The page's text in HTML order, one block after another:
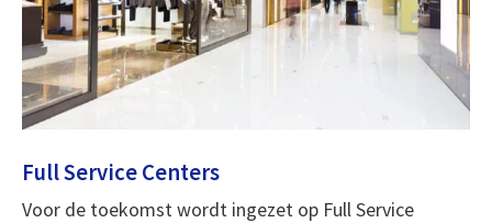
Full Service Centers
Voor de toekomst wordt ingezet op Full Service